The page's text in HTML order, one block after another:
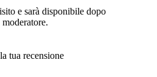
e sarà disponibile dopo
tua recensione